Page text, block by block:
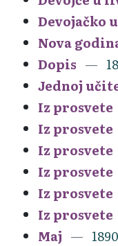
Devojačko
Nova
Dopis
Jednoj
Iz prosvete
Iz prosvete
Iz prosvete
Iz prosvete
Iz prosvete
Iz prosvete
Maj